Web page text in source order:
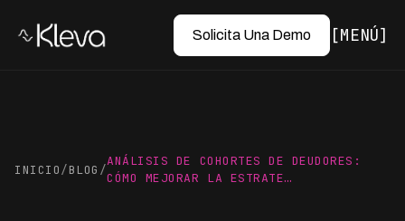
Solicita Una Demo MENÚ
INICIO/BLOG /
ANÁLISIS DE COHORTES DE DEUDORES:
CÓMO MEJORAR LA ESTRATE…